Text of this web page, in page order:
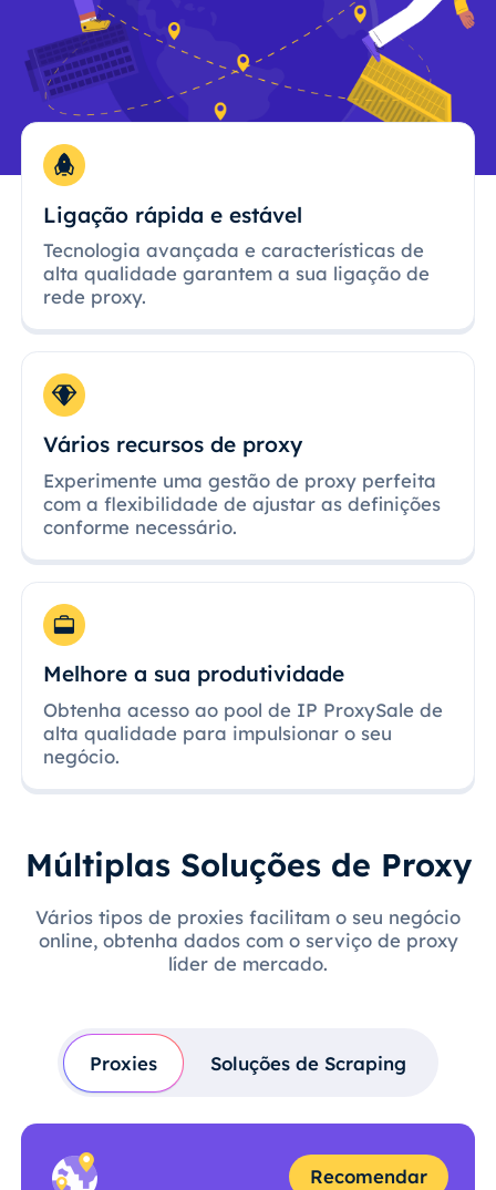
Ligação rápida e estável
Tecnologia avançada e características de
alta qualidade garantem a sua ligação de
rede proxy.
Vários recursos de proxy
Experimente uma gestão de proxy perfeita
com a flexibilidade de ajustar as definições
conforme necessário.
Melhore a sua produtividade
Obtenha acesso ao pool de IP ProxySale de
alta qualidade para impulsionar o seu
negócio.
Múltiplas Soluções de Proxy
Vários tipos de proxies facilitam o seu negócio
online, obtenha dados com o serviço de proxy
líder de mercado.
Proxies Soluções de Scraping
Recomendar